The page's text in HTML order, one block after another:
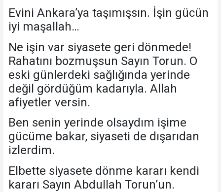
Evini Ankara’ya taşımışsın. İşin gücün
iyi maşallah…
Ne işin var siyasete geri dönmede!
Rahatını bozmuşsun Sayın Torun. O
eski günlerdeki sağlığında yerinde
değil gördüğüm kadarıyla. Allah
afiyetler versin.
Ben senin yerinde olsaydım işime
gücüme bakar, siyaseti de dışarıdan
izlerdim.
Elbette siyasete dönme kararı kendi
kararı Sayın Abdullah Torun’un.